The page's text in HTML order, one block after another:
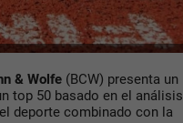
& Wolfe (BCW) presenta un
top 50 basado en el análisis
deporte combinado con la